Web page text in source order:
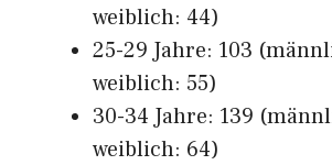
weiblich: 44)
25-29 Jahre: 103
weiblich: 55)
30-34 Jahre: 139
weiblich: 64)